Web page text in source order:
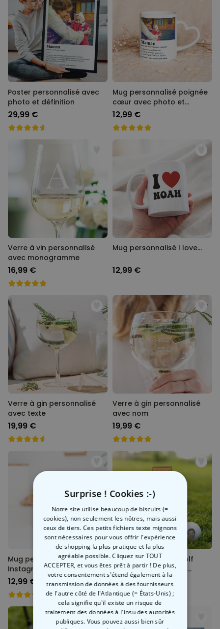
Poster personnalisé avec
photo et définition
29,99 €
Mug personnalisé poignée
cœur avec photo et
définition
12,99 €
Verre à vin personnalisé
avec monogramme
16,99 €
Mug personnalisé I love…
12,99 €
Verre à gin personnalisé
avec texte
19,99 €
Verre à gin personnalisé
avec nom
19,99 €
Mug personnalisé - Design
Instagram
12,99 €
Set de 3 balles de golf
personnalisées avec
visage
24,99 €
Surprise ! Cookies :-)
Notre site utilise beaucoup de biscuits (=
cookies), non seulement les nôtres, mais aussi
ceux de tiers. Ces petits fichiers texte mignons
sont nécessaires pour vous offrir l'expérience
de shopping la plus pratique et la plus
agréable possible. Cliquez sur TOUT
ACCEPTER, et vous êtes prêt à partir ! De plus,
votre consentement s'étend également à la
transmission de données à des fournisseurs
de l'autre côté de l'Atlantique (= États-Unis) ;
cela signifie qu'il existe un risque de
traitement des données à l'insu des autorités
publiques. Vous pouvez aussi bien sûr